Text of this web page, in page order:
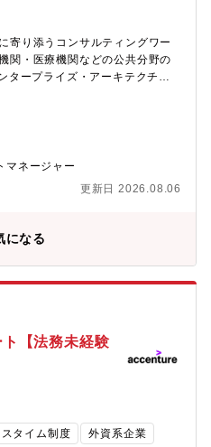
寄り添うコンサルティングワー
関・医療機関などの公共分野の
タープライズ・アーキテクチャ
ムの保守・運用まで、システム
ェーズに対して、常にお客様に
ティングワークを提供していま
は唯一無二の業務・システムの
アの知見（年金、税、自治体、
けています。【具体的な業務】■
発計画の立案■システム要件の定
・設計■アプリケーションの設
おけるプロジェクト管理・推進
システムアウトソーシングの計
の立ち上げ・安定化【プロジェ
模システム開発プロジェクトの
など社会インフラとして国民生
の要件定義■電子申請、AI、IoT
基盤を支える社会的意義の大き
機関にデジタル技術を導入し、
た行政サービスの実現に貢献で
マネージャー
更新日 2026.08.06
になる
【法務未経験
タイム制度
外資系企業